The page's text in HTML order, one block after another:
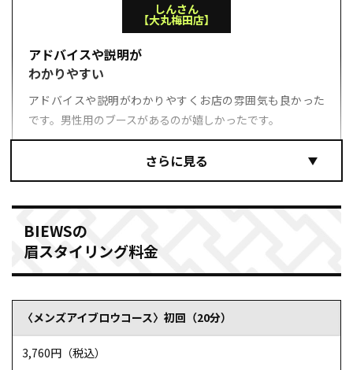
しんさん
【大丸梅田店】
アドバイスや説明が
わかりやすい
アドバイスや説明がわかりやすくお店の雰囲気も良かった
です。男性用のブースがあるのが嬉しかったです。
参照元：ホットペーパービューティー（https://beauty.hotpepper.jp/kr/
はせがわさん
【横浜モアーズ店】
初めてでも対応が丁寧
BIEWSの
眉スタイリング料金
〈メンズアイブロウコース〉初回（20分）
3,760円（税込）